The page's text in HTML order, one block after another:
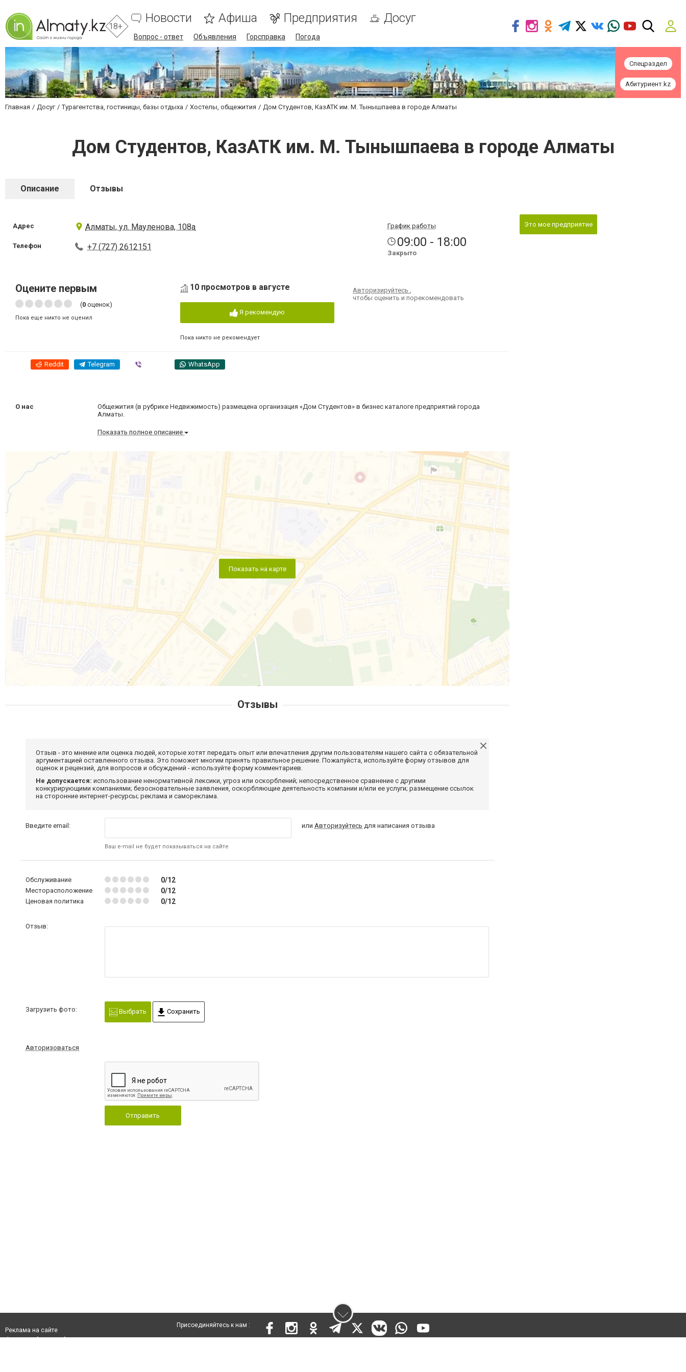
18+
Новости Афиша Предприятия Досуг
Вопрос - ответ Объявления Горсправка Погода
Спецраздел
Абитуриент.kz
Главная Досуг Турагентства, гостиницы, базы отдыха Хостелы, общежития Дом Студентов, КазАТК им. М. Тынышпаева в городе Алматы
Дом Студентов, КазАТК им. М. Тынышпаева в городе Алматы
Описание Отзывы
Адрес Алматы, ул. Мауленова, 108а
Телефон +7 (727) 2612151
График работы
09:00 - 18:00
Закрыто
Оцените первым
(0 оценок)
Пока еще никто не оценил
10 просмотров в августе
Я рекомендую
Пока никто не рекомендует
Авторизируйтесь,
чтобы оценить и порекомендовать
Reddit Telegram WhatsApp
О нас
Общежития (в рубрике Недвижимость) размещена организация «Дом Студентов» в бизнес каталоге предприятий города
Алматы.
Показать полное описание
Показать на карте
Это мое предприятие
Отзывы
Отзыв - это мнение или оценка людей, которые хотят передать опыт или впечатления другим пользователям нашего сайта с обязательной
аргументацией оставленного отзыва. Это поможет многим принять правильное решение. Пожалуйста, используйте форму отзывов для
оценок и рецензий, для вопросов и обсуждений - используйте форму комментариев.
Не допускается: использование ненормативной лексики, угроз или оскорблений; непосредственное сравнение с другими
конкурирующими компаниями; безосновательные заявления, оскорбляющие деятельность компании и/или ее услуги; размещение ссылок
на сторонние интернет-ресурсы; реклама и самореклама.
Введите email:
Ваш e-mail не будет показываться на сайте
илиАвторизуйтесь для написания отзыва
Обслуживание 0/12
Месторасположение 0/12
Ценовая политика 0/12
Отзыв:
Загрузить фото: Выбрать Сохранить
Авторизоваться
Отправить
Реклама на сайте
Присоединяйтесь к нам :